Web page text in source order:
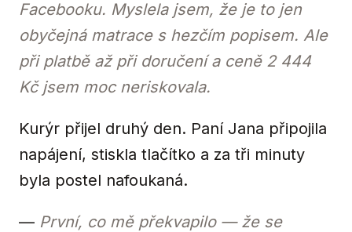
Facebooku. Myslela jsem, že je to jen
obyčejná matrace s hezčím popisem. Ale
při platbě až při doručení a ceně 2 444
Kč jsem moc neriskovala.
Kurýr přijel druhý den. Paní Jana připojila
napájení, stiskla tlačítko a za tři minuty
byla postel nafoukaná.
— První, co mě překvapilo — že se